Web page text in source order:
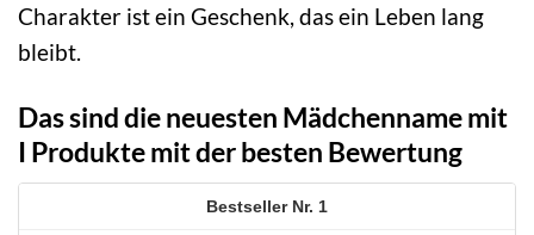
Charakter ist ein Geschenk, das ein Leben lang
bleibt.
Das sind die neuesten Mädchenname mit
I Produkte mit der besten Bewertung
1